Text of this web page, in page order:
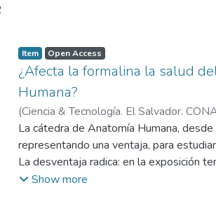
Item Open Access
¿Afecta la formalina la salud
Humana?
(Ciencia & Tecnología. El Salvador.
Flamenco, Guadalupe
La cátedra de Anatomía Humana,
representando una ventaja, para
La desventaja radica: en la exposición
agregadas con una concentración
Show more